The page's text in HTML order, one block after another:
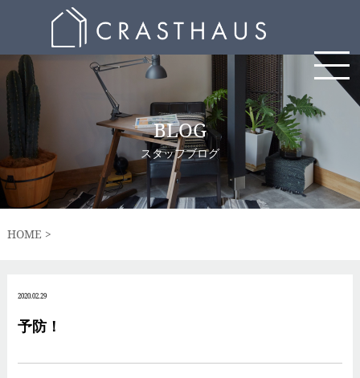
BLOG
スタッフブログ
HOME
2020.02.29
予防！